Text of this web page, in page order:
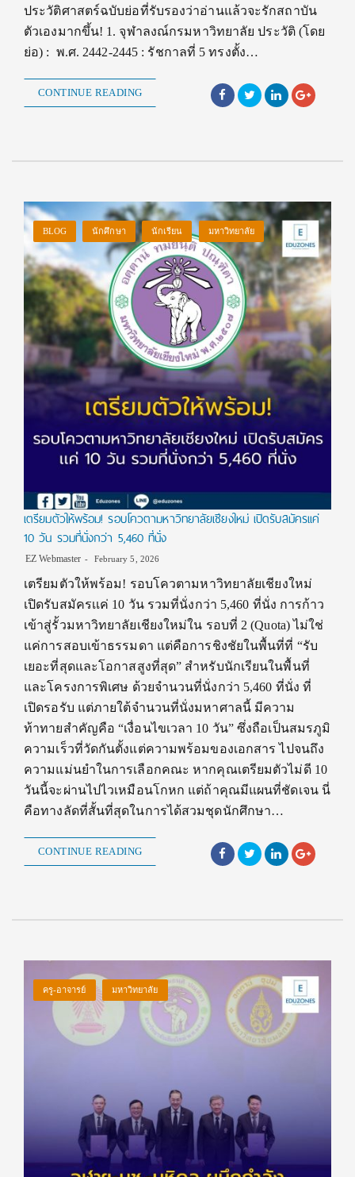
ประวัติศาสตร์ฉบับย่อที่รับรองว่าอ่านแล้วจะรักสถาบัน
ตัวเองมากขึ้น! 1. จุฬาลงณ์กรมหาวิทยาลัย ประวัติ (โดย
ย่อ) : พ.ศ. 2442-2445 : รัชกาลที่ 5 ทรงตั้ง…
CONTINUE READING
BLOG นักศึกษา นักเรียน มหาวิทยาลัย
เตรียมตัวให้พร้อม! รอบโควตามหาวิทยาลัยเชียงใหม่ เปิดรับสมัครเเค่
10 วัน รวมที่นั่งกว่า 5,460 ที่นั่ง
EZ Webmaster February 5, 2026
เตรียมตัวให้พร้อม! รอบโควตามหาวิทยาลัยเชียงใหม่
เปิดรับสมัครเเค่ 10 วัน รวมที่นั่งกว่า 5,460 ที่นั่ง การก้าว
เข้าสู่รั้วมหาวิทยาลัยเชียงใหม่ใน รอบที่ 2 (Quota) ไม่ใช่
แค่การสอบเข้าธรรมดา แต่คือการชิงชัยในพื้นที่ที่ “รับ
เยอะที่สุดและโอกาสสูงที่สุด” สำหรับนักเรียนในพื้นที่
และโครงการพิเศษ ด้วยจำนวนที่นั่งกว่า 5,460 ที่นั่ง ที่
เปิดรอรับ แต่ภายใต้จำนวนที่นั่งมหาศาลนี้ มีความ
ท้าทายสำคัญคือ “เงื่อนไขเวลา 10 วัน” ซึ่งถือเป็นสมรภูมิ
ความเร็วที่วัดกันตั้งแต่ความพร้อมของเอกสาร ไปจนถึง
ความแม่นยำในการเลือกคณะ หากคุณเตรียมตัวไม่ดี 10
วันนี้จะผ่านไปไวเหมือนโกหก แต่ถ้าคุณมีแผนที่ชัดเจน นี่
คือทางลัดที่สั้นที่สุดในการได้สวมชุดนักศึกษา…
CONTINUE READING
ครู-อาจารย์ มหาวิทยาลัย